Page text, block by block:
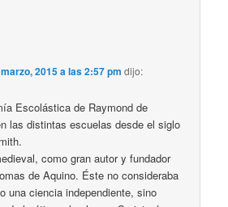
2015 a las 2:57 pm dijo:
Escolástica de Raymond de
las distintas escuelas desde el siglo
como gran autor y fundador
de Aquino. Éste no consideraba
una ciencia independiente, sino